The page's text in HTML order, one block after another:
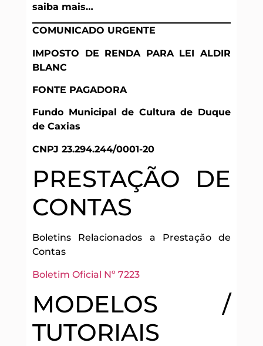
saiba mais…
COMUNICADO URGENTE
IMPOSTO DE RENDA PARA LEI ALDIR
BLANC
FONTE PAGADORA
Fundo Municipal de Cultura de Duque
de Caxias
CNPJ 23.294.244/0001-20
PRESTAÇÃO DE
CONTAS
Boletins Relacionados a Prestação de
Contas
Boletim Oficial Nº 7223
MODELOS /
TUTORIAIS